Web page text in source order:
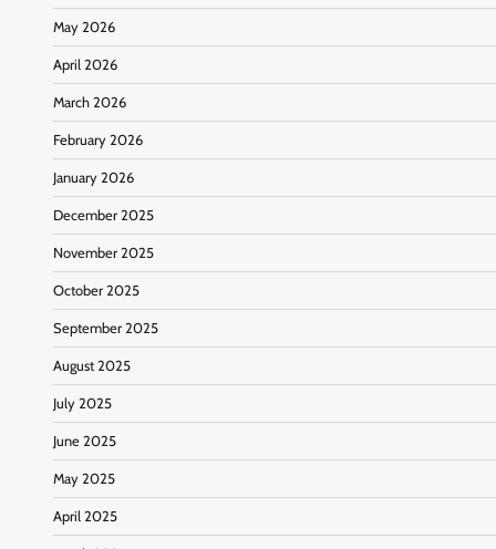
May 2026
April 2026
March 2026
February 2026
January 2026
December 2025
November 2025
October 2025
September 2025
August 2025
July 2025
June 2025
May 2025
April 2025